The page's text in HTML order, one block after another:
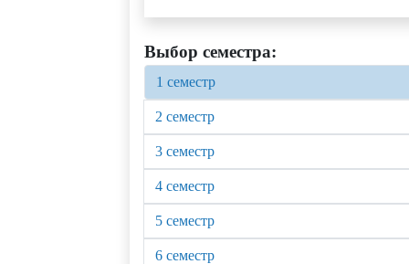
Выбор семестра:
1 семестр
2 семестр
3 семестр
4 семестр
5 семестр
6 семестр